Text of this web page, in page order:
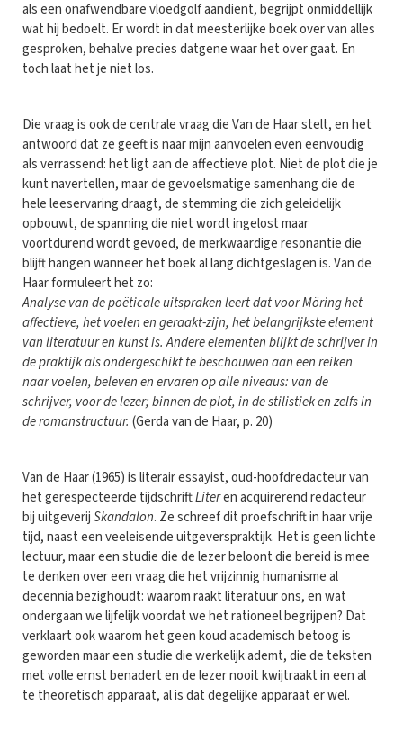
als een onafwendbare vloedgolf aandient, begrijpt onmiddellijk
wat hij bedoelt. Er wordt in dat meesterlijke boek over van alles
gesproken, behalve precies datgene waar het over gaat. En
toch laat het je niet los.
Die vraag is ook de centrale vraag die Van de Haar stelt, en het
antwoord dat ze geeft is naar mijn aanvoelen even eenvoudig
als verrassend: het ligt aan de affectieve plot. Niet de plot die je
kunt navertellen, maar de gevoelsmatige samenhang die de
hele leeservaring draagt, de stemming die zich geleidelijk
opbouwt, de spanning die niet wordt ingelost maar
voortdurend wordt gevoed, de merkwaardige resonantie die
blijft hangen wanneer het boek al lang dichtgeslagen is. Van de
Haar formuleert het zo:
Analyse van de poëticale uitspraken leert dat voor Möring het
affectieve, het voelen en geraakt-zijn, het belangrijkste element
van literatuur en kunst is. Andere elementen blijkt de schrijver in
de praktijk als ondergeschikt te beschouwen aan een reiken
naar voelen, beleven en ervaren op alle niveaus: van de
schrijver, voor de lezer; binnen de plot, in de stilistiek en zelfs in
de romanstructuur. (Gerda van de Haar, p. 20)
Van de Haar (1965) is literair essayist, oud-hoofdredacteur van
het gerespecteerde tijdschriftLiteren acquirerend redacteur
bij uitgeverijSkandalon. Ze schreef dit proefschrift in haar vrije
tijd, naast een veeleisende uitgeverspraktijk. Het is geen lichte
lectuur, maar een studie die de lezer beloont die bereid is mee
te denken over een vraag die het vrijzinnig humanisme al
decennia bezighoudt: waarom raakt literatuur ons, en wat
ondergaan we lijfelijk voordat we het rationeel begrijpen? Dat
verklaart ook waarom het geen koud academisch betoog is
geworden maar een studie die werkelijk ademt, die de teksten
met volle ernst benadert en de lezer nooit kwijtraakt in een al
te theoretisch apparaat, al is dat degelijke apparaat er wel.